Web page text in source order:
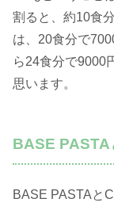
割ると、約10食
は、20食分で
ら24食分で9000
思います。
BASE
BASE PASTAと